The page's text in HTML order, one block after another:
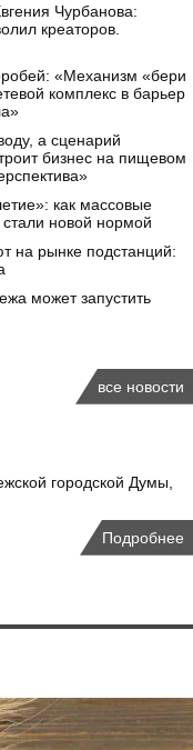
Чурбанова:
креаторов.
«Механизм «бери
комплекс в барьер
а сценарий
бизнес на пищевом
как массовые
новой нормой
на рынке подстанций:
может запустить
все новости
городской Думы,
Подробнее